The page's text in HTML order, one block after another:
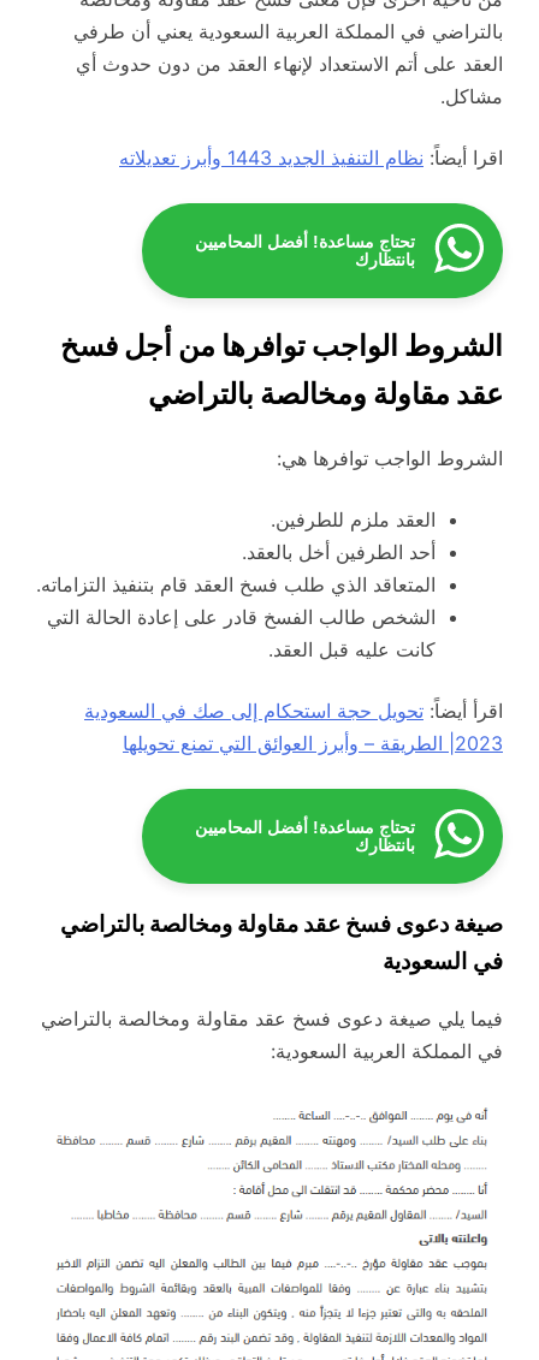
بالتراضي في المملكة العربية السعودية يعني أن طرفي
العقد على أتم الاستعداد لإنهاء العقد من دون حدوث أي
مشاكل.
اقرا أيضاً: نظام التنفيذ الجديد 1443 وأبرز تعديلاته
تحتاج مساعدة! أفضل المحاميين
بانتظارك
الشروط الواجب توافرها من أجل فسخ
عقد مقاولة ومخالصة بالتراضي
الشروط الواجب توافرها هي:
العقد ملزم للطرفين.
أحد الطرفين أخل بالعقد.
المتعاقد الذي طلب فسخ العقد قام بتنفيذ التزاماته.
الشخص طالب الفسخ قادر على إعادة الحالة التي
كانت عليه قبل العقد.
اقرأ أيضاً: تحويل حجة استحكام إلى صك في السعودية
2023| الطريقة – وأبرز العوائق التي تمنع تحويلها
تحتاج مساعدة! أفضل المحاميين
بانتظارك
صيغة دعوى فسخ عقد مقاولة ومخالصة بالتراضي
في السعودية
فيما يلي صيغة دعوى فسخ عقد مقاولة ومخالصة بالتراضي
في المملكة العربية السعودية: